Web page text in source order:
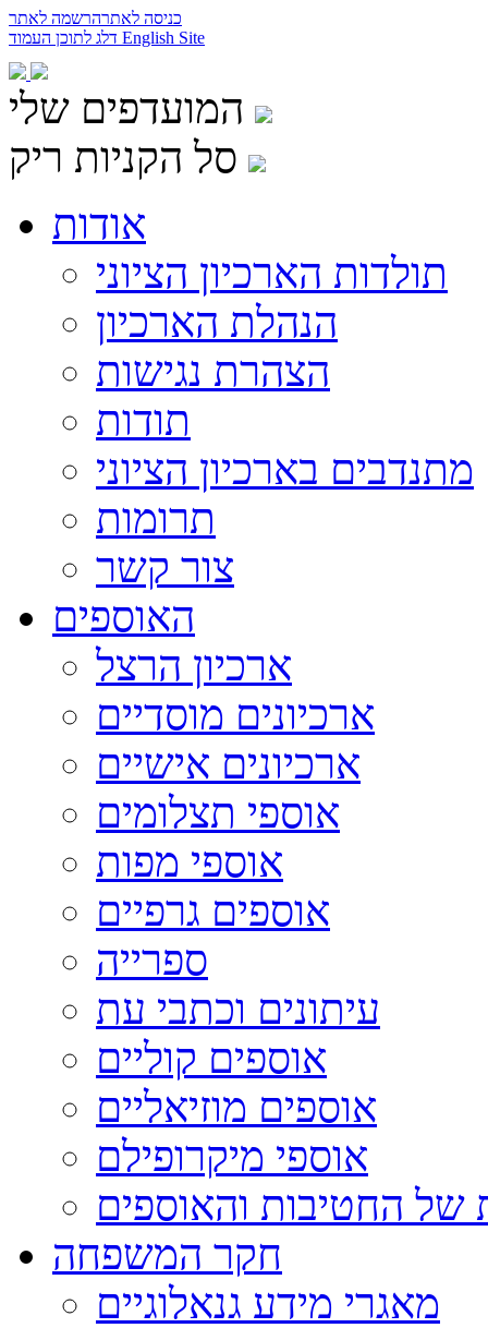
כניסה לאתרהרשמה לאתר
English Site
המועדפים שלי
סל הקניות ריק
אודות
תולדות הארכיון הציוני
הנהלת הארכיון
הצהרת נגישות
תודות
מתנדבים בארכיון הציוני
תרומות
צור קשר
האוספים
ארכיון הרצל
ארכיונים מוסדיים
ארכיונים אישיים
אוספי תצלומים
אוספי מפות
אוספים גרפיים
ספרייה
עיתונים וכתבי עת
אוספים קוליים
אוספים מוזיאליים
אוספי מיקרופילם
של החטיבות והאוספים
חקר המשפחה
מאגרי מידע גנאלוגיים